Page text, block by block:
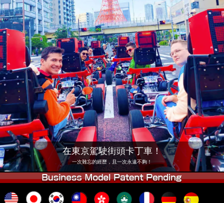
交通資訊 顧客評價 常見問題
公司 預訂
更換店鋪
東京 品川 #1 東京 秋葉原 #1
東京 秋葉原 #2 東京 澀谷
東京 澀谷分店 東京灣
東京 淺草 大阪
沖繩
在東京駕駛街頭卡丁車！
一次難忘的經歷，且一次永遠不夠！